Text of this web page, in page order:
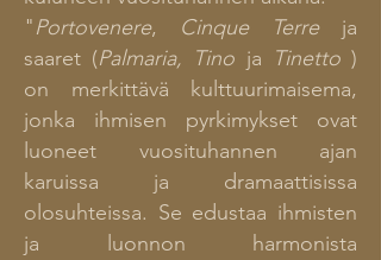
"Portovenere, Cinque Terreja
saaret (Palmaria, Tino ja Tinetto)
on merkittävä kulttuurimaisema,
jonka ihmisen pyrkimykset ovat
luoneet vuosituhannen ajan
karuissa ja dramaattisissa
olosuhteissa. Se edustaa ihmisten
ja luonnon harmonista